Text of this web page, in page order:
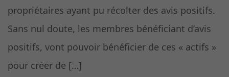
propriétaires ayant pu récolter des avis positifs.
Sans nul doute, les membres bénéficiant d’avis
positifs, vont pouvoir bénéficier de ces « actifs »
pour créer de […]